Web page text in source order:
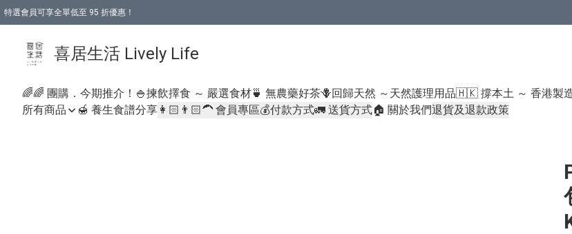
特選會員可享全單低至 95 折優惠！
喜居生活 Lively Life
🌈🌈 團購．今期推介！ 🍚揀飲擇食 ～ 嚴選食材🍵 無農藥好茶🪻回歸天然 ～天然護理用品🇭🇰 撐本土 ～ 香港製
所有商品
🍯 養生食譜分享 👩🏻👨🏻‍🦱 會員專區💰付款方式🚛 送貨方式🏠 關於我們退貨及退款政策